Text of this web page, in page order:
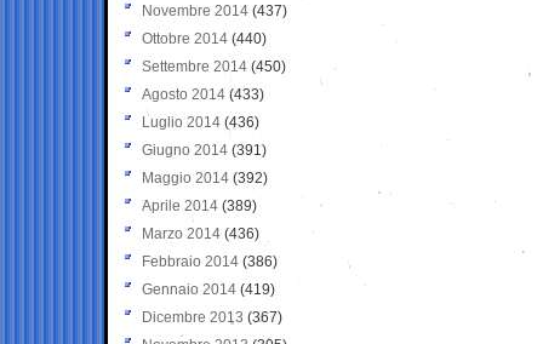
Novembre 2014 (437)
Ottobre 2014 (440)
Settembre 2014 (450)
Agosto 2014 (433)
Luglio 2014 (436)
Giugno 2014 (391)
Maggio 2014 (392)
Aprile 2014 (389)
Marzo 2014 (436)
Febbraio 2014 (386)
Gennaio 2014 (419)
Dicembre 2013 (367)